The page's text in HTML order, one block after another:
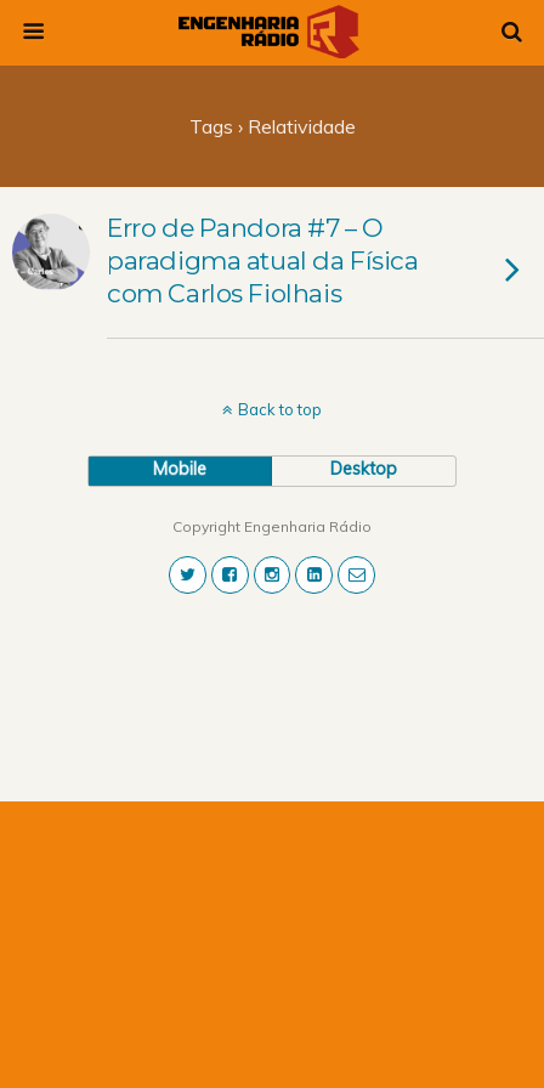
Tags › Relatividade
Erro de Pandora #7 – O
paradigma atual da Física
com Carlos Fiolhais
Back to top
Mobile Desktop
Copyright Engenharia Rádio